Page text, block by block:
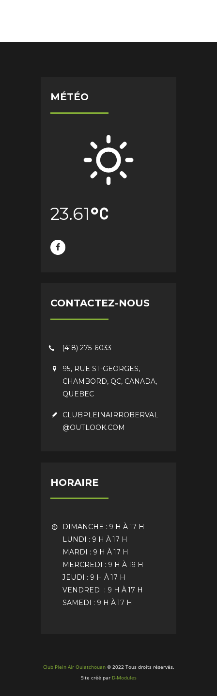
MÉTÉO
23.61
CONTACTEZ-NOUS
(418) 275-6033
95, RUE ST-GEORGES,
CHAMBORD, QC, CANADA,
QUEBEC
CLUBPLEINAIRROBERVAL
@OUTLOOK.COM
HORAIRE
DIMANCHE : 9 H À 17 H
LUNDI : 9 H À 17 H
MARDI : 9 H À 17 H
MERCREDI : 9 H À 19 H
JEUDI : 9 H À 17 H
VENDREDI : 9 H À 17 H
SAMEDI : 9 H À 17 H
Club Plein Air Ouiatchouan© 2022 Tous droits réservés.
Site créé par D-Modules